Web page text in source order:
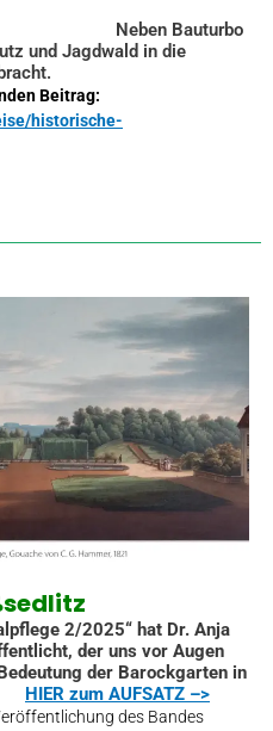
und Jagdwald in die
Beitrag:
historische-
2/2025“ hat Dr. Anja
der uns vor Augen
der Barockgarten in
HIER zum AUFSATZ –>
des Bandes